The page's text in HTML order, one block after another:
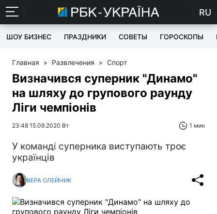
RU
ШОУ БИЗНЕС ПРАЗДНИКИ СОВЕТЫ ГОРОСКОПЫ
Главная » Развлечения » Спорт
Визначився суперник "Динамо"
на шляху до групового раунду
Ліги чемпіонів
23:48 15.09.2020 Вт 1 мин
У команді суперника виступають троє
українців
ВЕРА ОЛЕЙНИК